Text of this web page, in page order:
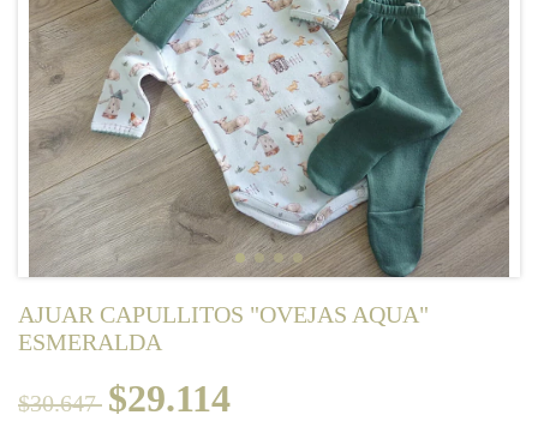
AJUAR CAPULLITOS "OVEJAS AQUA"
ESMERALDA
$30.647 $29.114